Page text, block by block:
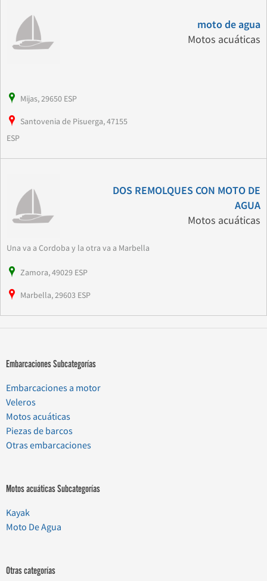
moto de agua
Motos acuáticas
Mijas, 29650 ESP
Santovenia de Pisuerga, 47155
ESP
DOS REMOLQUES CON MOTO DE
AGUA
Motos acuáticas
Una va a Cordoba y la otra va a Marbella
Zamora, 49029 ESP
Marbella, 29603 ESP
Embarcaciones Subcategorías
Embarcaciones a motor
Veleros
Motos acuáticas
Piezas de barcos
Otras embarcaciones
Motos acuáticas Subcategorías
Kayak
Moto De Agua
Otras categorías